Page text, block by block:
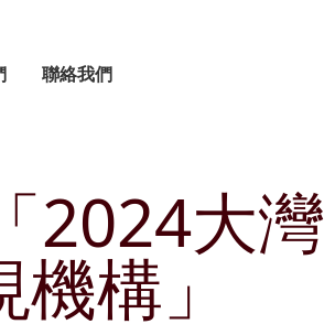
企業資料
企業管治
獎項及嘉許
刊物
賃
投資
娛樂
投資者服務
投資者日誌
公司簡介
可持續發展報告
聯絡我們
2024大灣
構」